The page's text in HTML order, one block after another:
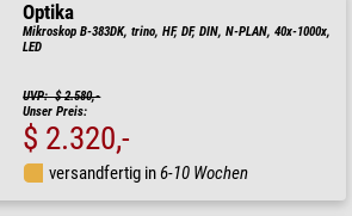
Optika
Mikroskop B-383DK, trino, HF, DF, DIN, N-PLAN, 40x-1000x,
LED
UVP: $ 2.580,-
Unser Preis:
$ 2.320,-
versandfertig in6-10 Wochen